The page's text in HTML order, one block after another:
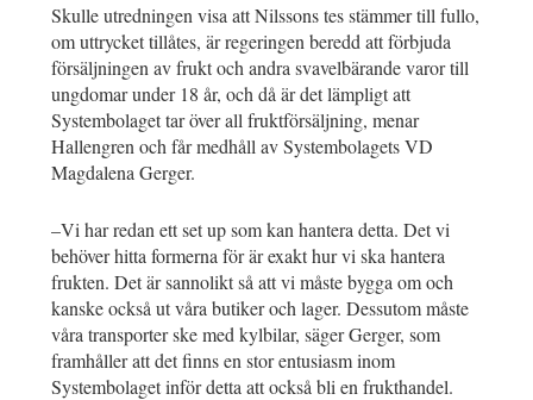
Skulle utredningen visa att Nilssons tes stämmer till fullo,
om uttrycket tillåtes, är regeringen beredd att förbjuda
försäljningen av frukt och andra svavelbärande varor till
ungdomar under 18 år, och då är det lämpligt att
Systembolaget tar över all fruktförsäljning, menar
Hallengren och får medhåll av Systembolagets VD
Magdalena Gerger.
–Vi har redan ett set up som kan hantera detta. Det vi
behöver hitta formerna för är exakt hur vi ska hantera
frukten. Det är sannolikt så att vi måste bygga om och
kanske också ut våra butiker och lager. Dessutom måste
våra transporter ske med kylbilar, säger Gerger, som
framhåller att det finns en stor entusiasm inom
Systembolaget inför detta att också bli en frukthandel.